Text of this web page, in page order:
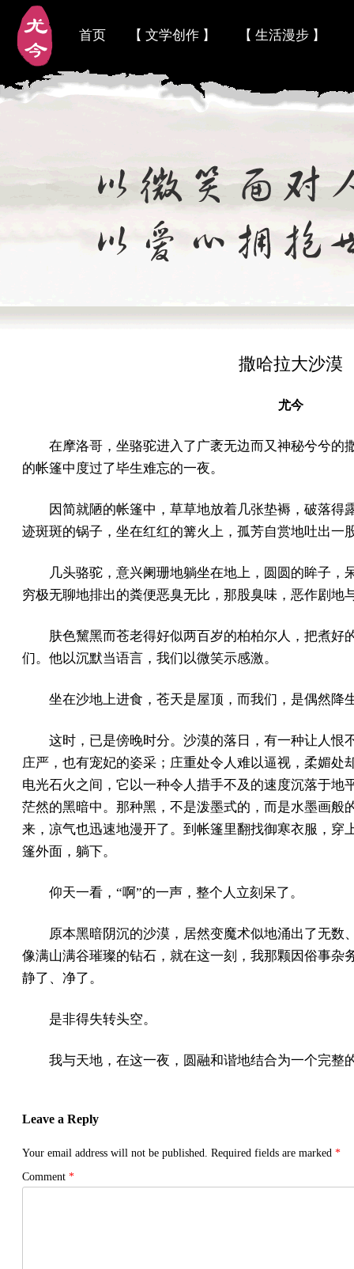
首页 【 文学创作 】 【 生活漫步 】
撒哈拉大沙漠
尤今
在摩洛哥，坐骆驼进入了广袤无边而又神秘兮兮的
的帐篷中度过了毕生难忘的一夜。
因简就陋的帐篷中，草草地放着几张垫褥，破落得
迹斑斑的锅子，坐在红红的篝火上，孤芳自赏地吐出一
几头骆驼，意兴阑珊地躺坐在地上，圆圆的眸子，
穷极无聊地排出的粪便恶臭无比，那股臭味，恶作剧地
肤色黧黑而苍老得好似两百岁的柏柏尔人，把煮好
们。他以沉默当语言，我们以微笑示感激。
坐在沙地上进食，苍天是屋顶，而我们，是偶然降
这时，已是傍晚时分。沙漠的落日，有一种让人恨
庄严，也有宠妃的姿采；庄重处令人难以逼视，柔媚处
电光石火之间，它以一种令人措手不及的速度沉落于地
茫然的黑暗中。那种黑，不是泼墨式的，而是水墨画般
来，凉气也迅速地漫开了。到帐篷里翻找御寒衣服，穿
篷外面，躺下。
仰天一看，“啊”的一声，整个人立刻呆了。
原本黑暗阴沉的沙漠，居然变魔术似地涌出了无数
像满山满谷璀璨的钻石，就在这一刻，我那颗因俗事杂
静了、净了。
是非得失转头空。
我与天地，在这一夜，圆融和谐地结合为一个完整
Leave a Reply
Your email address will not be published. Required fields are marked *
Comment *